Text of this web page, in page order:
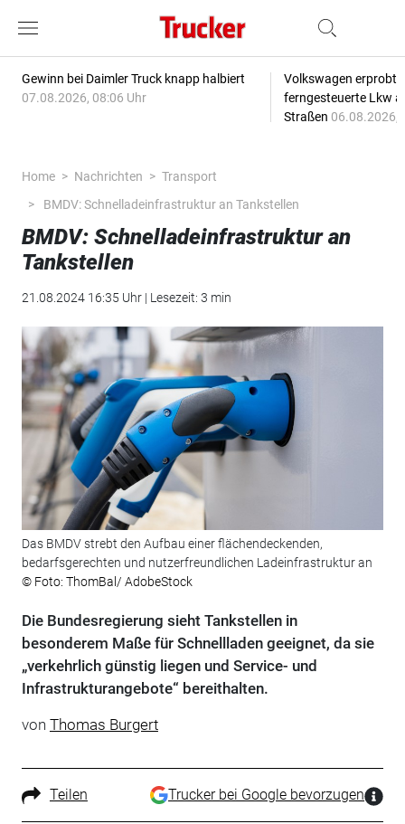
Gewinn bei Daimler Truck knapp halbiert
07.08.2026, 08:06 Uhr
Volkswagen erprobt
ferngesteuerte Lkw
Straßen 06.08.2026,
Home Nachrichten
Transport
BMDV: Schnelladeinfrastruktur an Tankstellen
BMDV: Schnelladeinfrastruktur an
Tankstellen
21.08.2024 16:35 Uhr | Lesezeit: 3 min
Das BMDV strebt den Aufbau einer flächendeckenden,
bedarfsgerechten und nutzerfreundlichen Ladeinfrastruktur an
© Foto: ThomBal/ AdobeStock
Die Bundesregierung sieht Tankstellen in
besonderem Maße für Schnellladen geeignet, da sie
„verkehrlich günstig liegen und Service- und
Infrastrukturangebote“ bereithalten.
von Thomas Burgert
Teilen Trucker bei Google bevorzugen